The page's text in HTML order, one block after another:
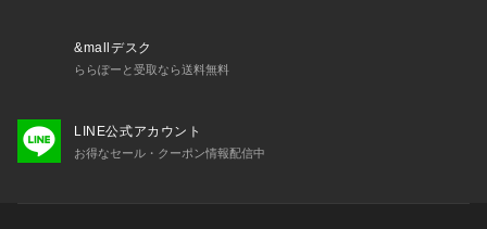
&mallデスク
ららぽーと受取なら送料無料
LINE公式アカウント
お得なセール・クーポン情報配信中